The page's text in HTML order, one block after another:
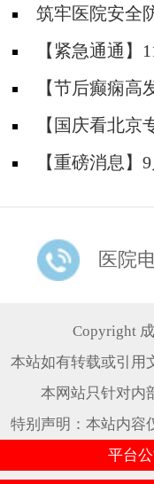
筑牢医院安全
防安全培训纪实
【紧急通通】
神经内科胡颖教
【节后癫痫高
院陈葵博士免费
题！
【国庆看北京
天坛&首钢医院两
【重磅消息】
线！
医院
Copyright
本站如有转载或引用
本网站只针对内
特别声明：本站内容
平台